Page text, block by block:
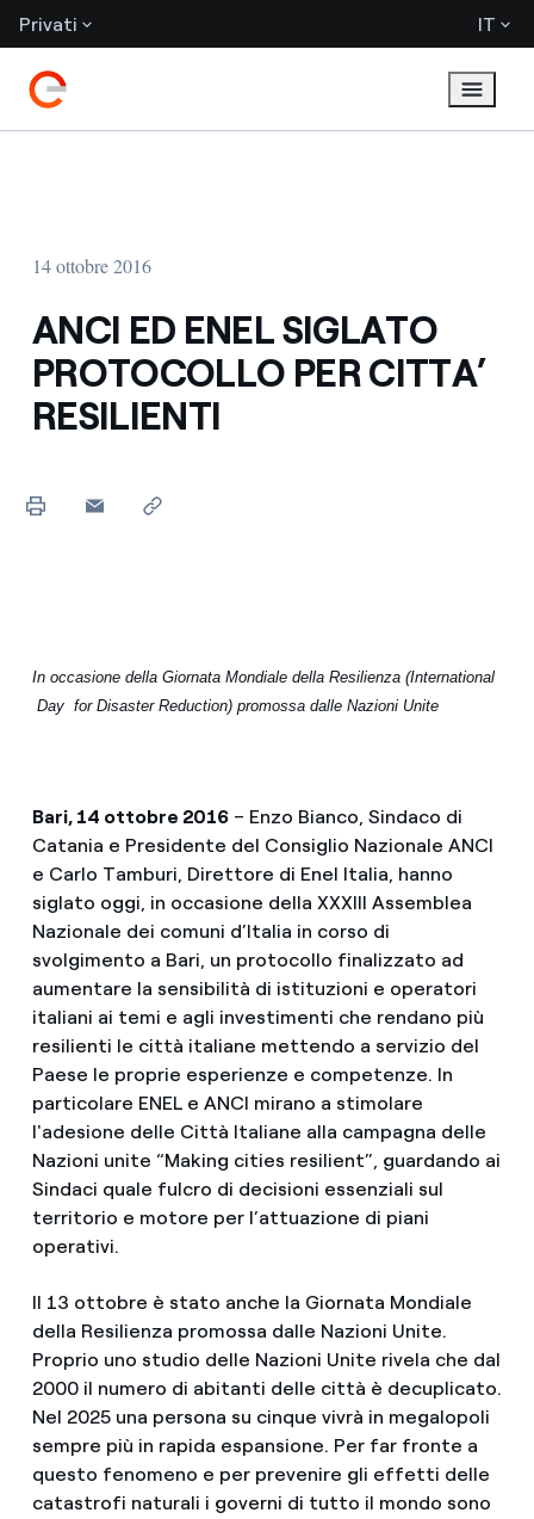
Privati IT
14 ottobre 2016
ANCI ED ENEL SIGLATO
PROTOCOLLO PER CITTA’
RESILIENTI
In occasione della Giornata Mondiale della Resilienza (International
Day for Disaster Reduction) promossa dalle Nazioni Unite
Bari, 14 ottobre 2016 – Enzo Bianco, Sindaco di
Catania e Presidente del Consiglio Nazionale ANCI
e Carlo Tamburi, Direttore di Enel Italia, hanno
siglato oggi, in occasione della XXXIII Assemblea
Nazionale dei comuni d’Italia in corso di
svolgimento a Bari, un protocollo finalizzato ad
aumentare la sensibilità di istituzioni e operatori
italiani ai temi e agli investimenti che rendano più
resilienti le città italiane mettendo a servizio del
Paese le proprie esperienze e competenze. In
particolare ENEL e ANCI mirano a stimolare
l'adesione delle Città Italiane alla campagna delle
Nazioni unite “Making cities resilient”, guardando ai
Sindaci quale fulcro di decisioni essenziali sul
territorio e motore per l’attuazione di piani
operativi.
Il 13 ottobre è stato anche la Giornata Mondiale
della Resilienza promossa dalle Nazioni Unite.
Proprio uno studio delle Nazioni Unite rivela che dal
2000 il numero di abitanti delle città è decuplicato.
Nel 2025 una persona su cinque vivrà in megalopoli
sempre più in rapida espansione. Per far fronte a
questo fenomeno e per prevenire gli effetti delle
catastrofi naturali i governi di tutto il mondo sono